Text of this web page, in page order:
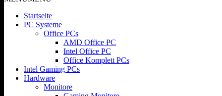
Startseite
PC Systeme
Office PCs
AMD Office PC
Intel Office PC
Office Komplett PCs
Intel Gaming PCs
Hardware
Monitore